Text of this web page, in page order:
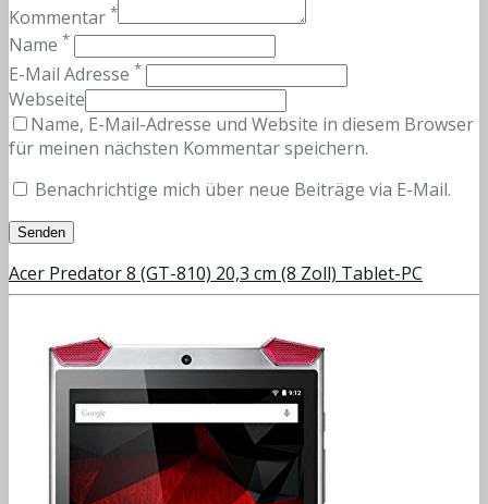
Kommentar *
Name *
E-Mail Adresse *
Webseite
Name, E-Mail-Adresse und Website in diesem Browser
für meinen nächsten Kommentar speichern.
Benachrichtige mich über neue Beiträge via E-Mail.
Acer Predator 8 (GT-810) 20,3 cm (8 Zoll) Tablet-PC